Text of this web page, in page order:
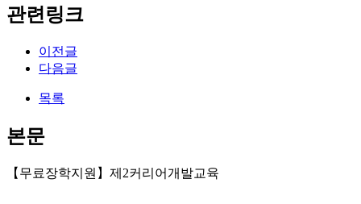
관련링크
이전글
다음글
목록
본문
【무료장학지원】제2커리어개발교육